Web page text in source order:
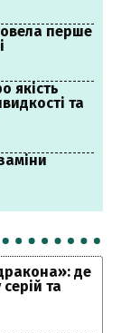
перше
якість
та
де
та